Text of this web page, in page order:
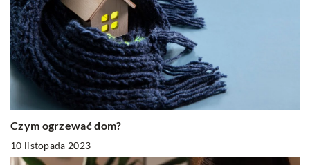
Czym ogrzewać dom?
10 listopada 2023